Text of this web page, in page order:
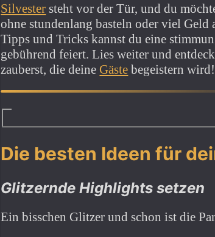
Silvester steht vor der Tür, und du
ohne stundenlang basteln oder viel Geld
Tipps und Tricks kannst du eine
gebührend feiert. Lies weiter und
zauberst, die deine Gäste begeistern wird!
Die besten Ideen für
Glitzernde Highlights setzen
Ein bisschen Glitzer und schon ist die